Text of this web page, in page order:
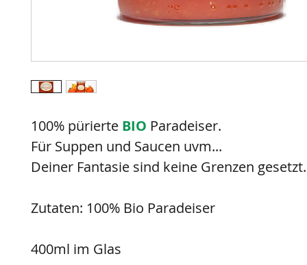
100% pürierte BIO Paradeiser.
Für Suppen und Saucen uvm...
Deiner Fantasie sind keine Grenzen gesetzt.
Zutaten: 100% Bio Paradeiser
400ml im Glas